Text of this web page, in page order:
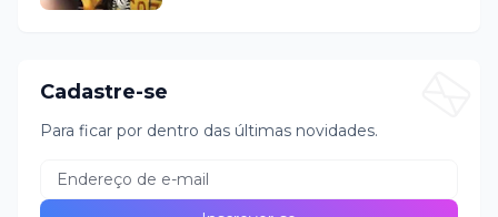
Cadastre-se
Para ficar por dentro das últimas novidades.